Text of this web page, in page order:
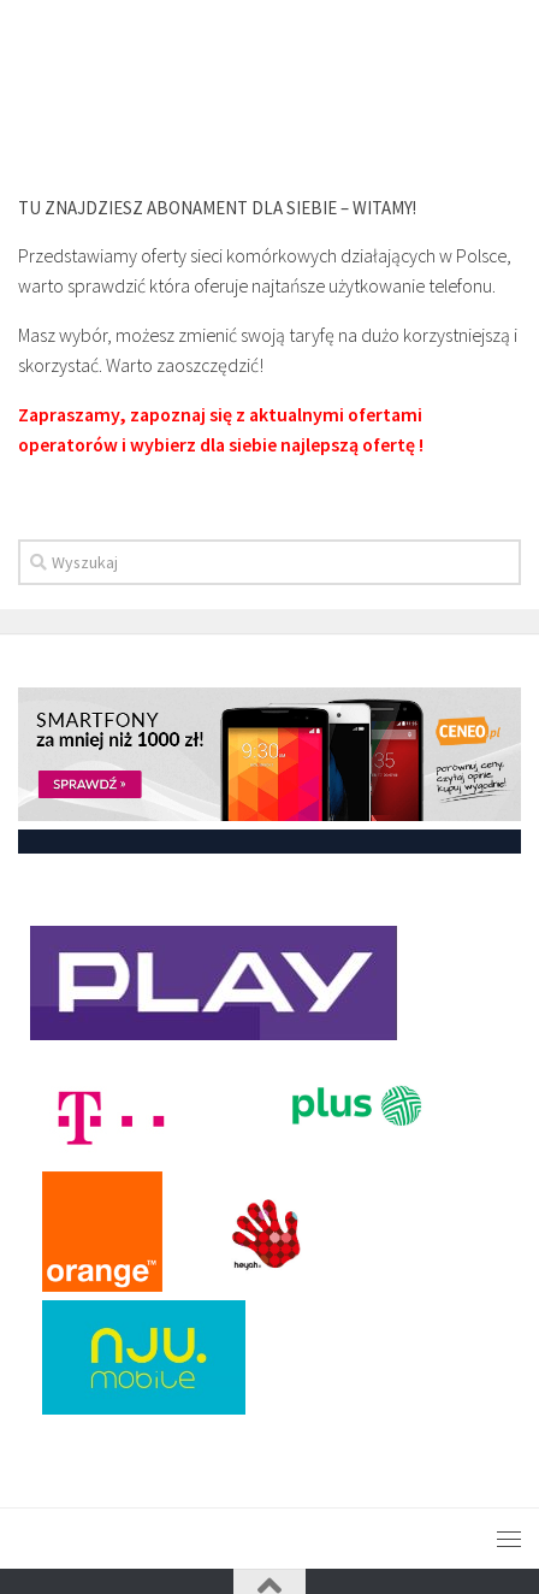
TU ZNAJDZIESZ ABONAMENT DLA SIEBIE – WITAMY!
Przedstawiamy oferty sieci komórkowych działających w Polsce,
warto sprawdzić która oferuje najtańsze użytkowanie telefonu.
Masz wybór, możesz zmienić swoją taryfę na dużo korzystniejszą i
skorzystać. Warto zaoszczędzić!
Zapraszamy, zapoznaj się z aktualnymi ofertami
operatorów i wybierz dla siebie najlepszą ofertę !